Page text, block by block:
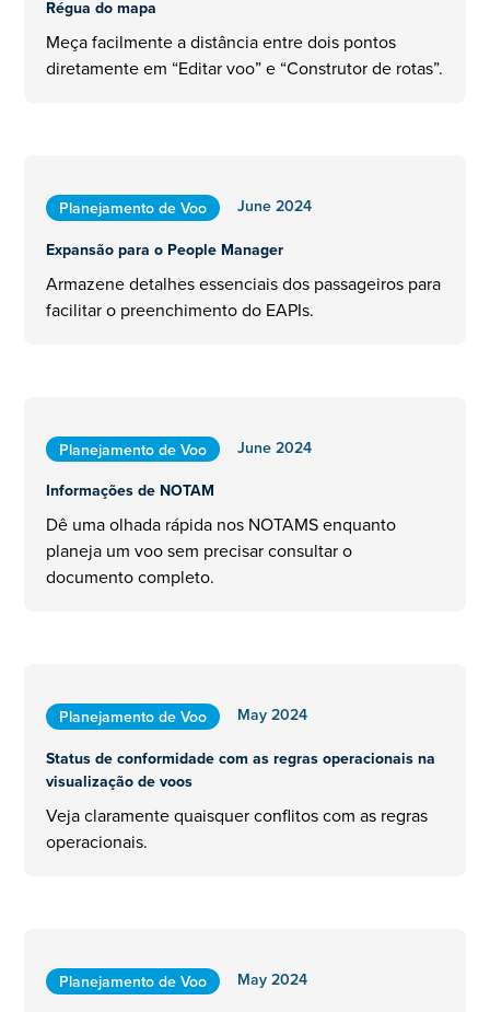
Régua do mapa
Meça facilmente a distância entre dois pontos
diretamente em “Editar voo” e “Construtor de rotas”.
Planejamento de Voo
June 2024
Expansão para o People Manager
Armazene detalhes essenciais dos passageiros para
facilitar o preenchimento do EAPIs.
Planejamento de Voo
June 2024
Informações de NOTAM
Dê uma olhada rápida nos NOTAMS enquanto
planeja um voo sem precisar consultar o
documento completo.
Planejamento de Voo
May 2024
Status de conformidade com as regras operacionais na
visualização de voos
Veja claramente quaisquer conflitos com as regras
operacionais.
Planejamento de Voo
May 2024